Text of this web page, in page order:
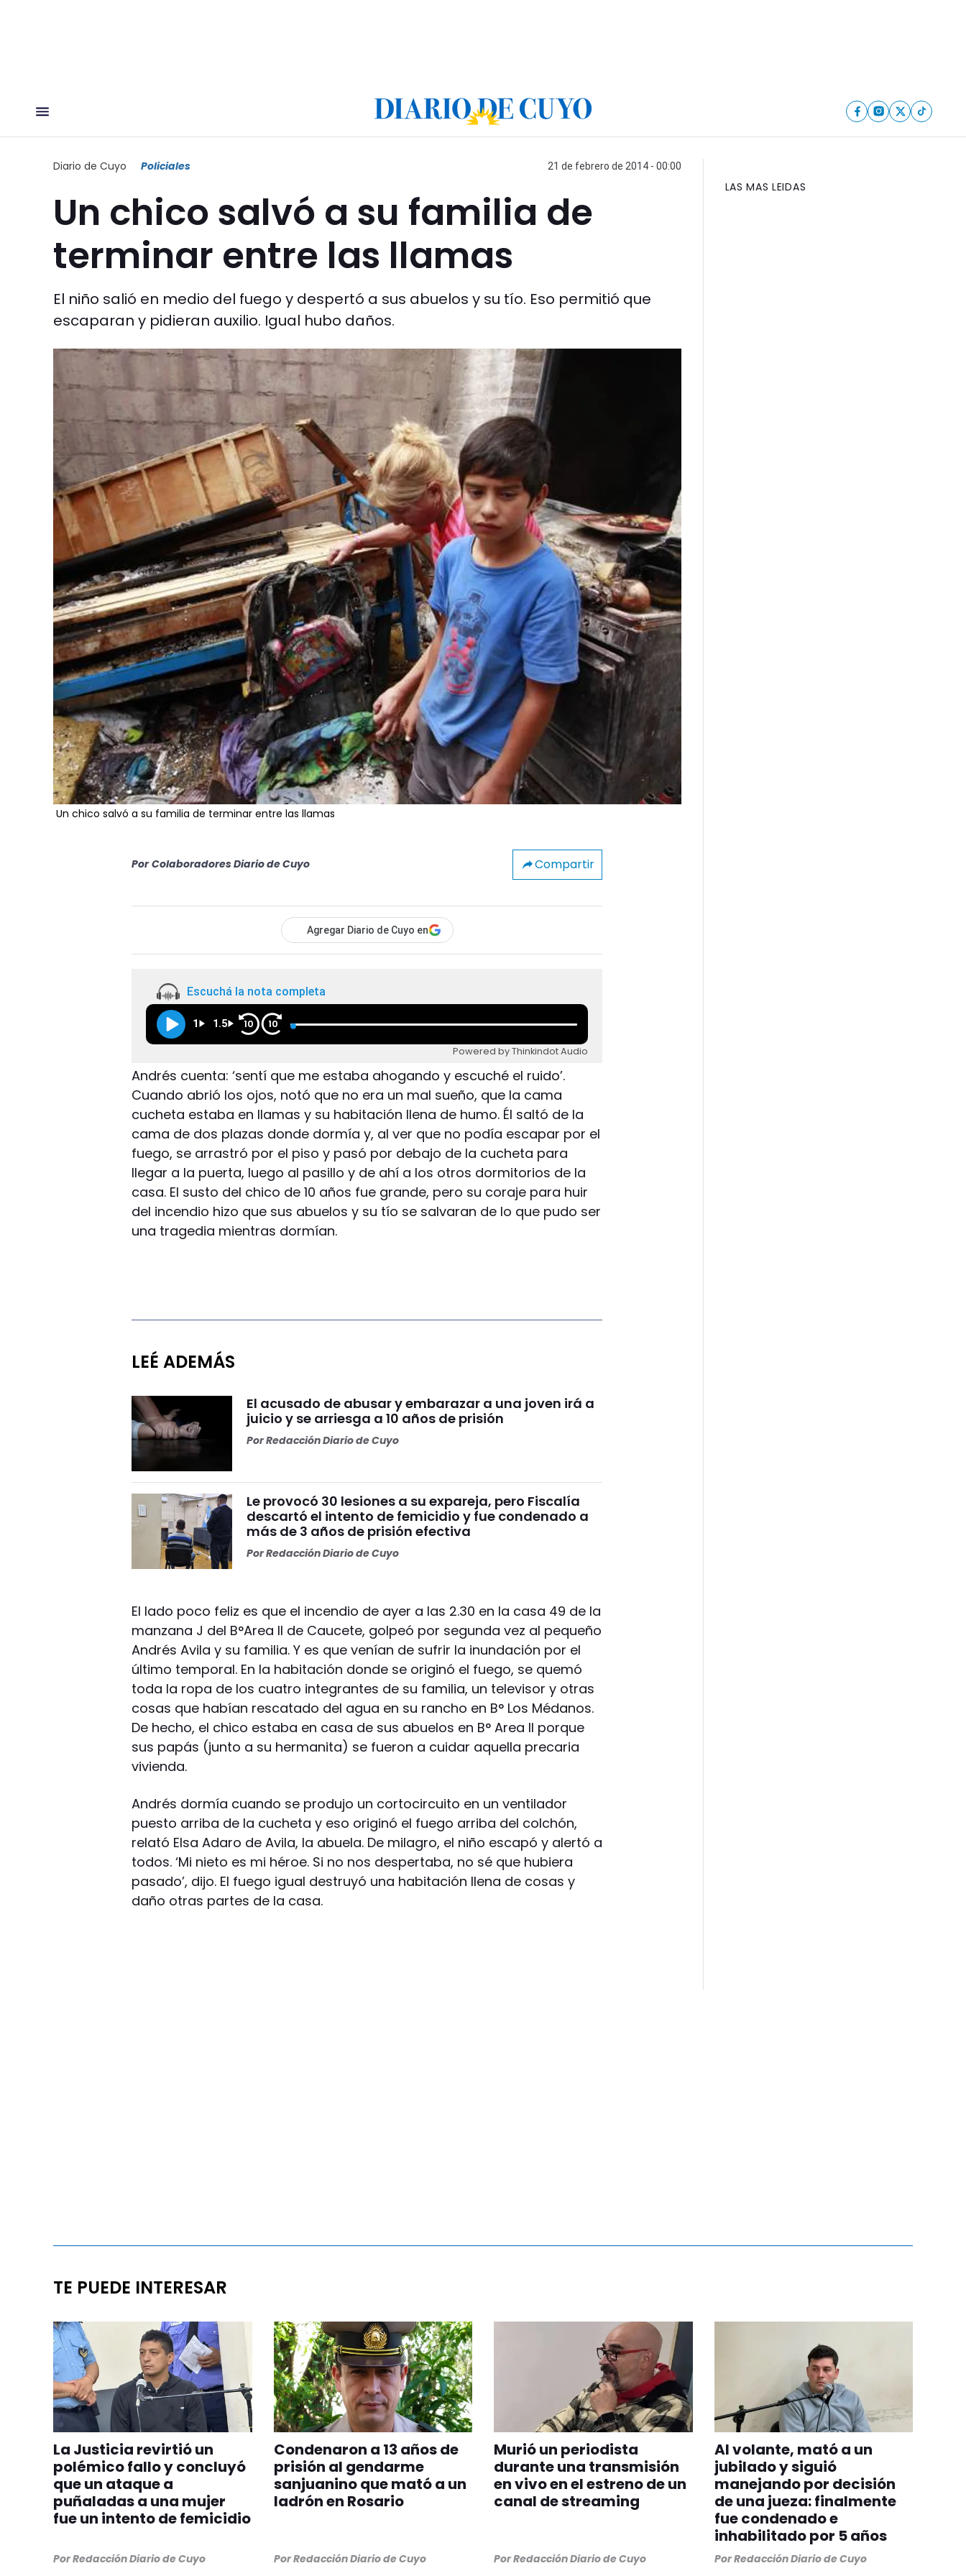
Diario de Cuyo Policiales 21 de febrero de 2014 - 00:00
Un chico salvó a su familia de
terminar entre las llamas
El niño salió en medio del fuego y despertó a sus abuelos y su tío. Eso permitió que
escaparan y pidieran auxilio. Igual hubo daños.
Un chico salvó a su familia de terminar entre las llamas
Por Colaboradores Diario de Cuyo Compartir
Agregar Diario de Cuyo en
Escuchá la nota completa
1 1.5 10 10
Powered by Thinkindot Audio
Andrés cuenta: ‘sentí que me estaba ahogando y escuché el ruido’.
Cuando abrió los ojos, notó que no era un mal sueño, que la cama
cucheta estaba en llamas y su habitación llena de humo. Él saltó de la
cama de dos plazas donde dormía y, al ver que no podía escapar por el
fuego, se arrastró por el piso y pasó por debajo de la cucheta para
llegar a la puerta, luego al pasillo y de ahí a los otros dormitorios de la
casa. El susto del chico de 10 años fue grande, pero su coraje para huir
del incendio hizo que sus abuelos y su tío se salvaran de lo que pudo ser
una tragedia mientras dormían.
LEÉ ADEMÁS
El acusado de abusar y embarazar a una joven irá a
juicio y se arriesga a 10 años de prisión
PorRedacción Diario de Cuyo
Le provocó 30 lesiones a su expareja, pero Fiscalía
descartó el intento de femicidio y fue condenado a
más de 3 años de prisión efectiva
PorRedacción Diario de Cuyo
El lado poco feliz es que el incendio de ayer a las 2.30 en la casa 49 de la
manzana J del B°Area II de Caucete, golpeó por segunda vez al pequeño
Andrés Avila y su familia. Y es que venían de sufrir la inundación por el
último temporal. En la habitación donde se originó el fuego, se quemó
toda la ropa de los cuatro integrantes de su familia, un televisor y otras
cosas que habían rescatado del agua en su rancho en B° Los Médanos.
De hecho, el chico estaba en casa de sus abuelos en B° Area II porque
sus papás (junto a su hermanita) se fueron a cuidar aquella precaria
vivienda.
Andrés dormía cuando se produjo un cortocircuito en un ventilador
puesto arriba de la cucheta y eso originó el fuego arriba del colchón,
relató Elsa Adaro de Avila, la abuela. De milagro, el niño escapó y alertó a
todos. ‘Mi nieto es mi héroe. Si no nos despertaba, no sé que hubiera
pasado’, dijo. El fuego igual destruyó una habitación llena de cosas y
daño otras partes de la casa.
LAS MAS LEIDAS
TE PUEDE INTERESAR
La Justicia revirtió un
polémico fallo y concluyó
que un ataque a
puñaladas a una mujer
fue un intento de femicidio
PorRedacción Diario de Cuyo
Condenaron a 13 años de
prisión al gendarme
sanjuanino que mató a un
ladrón en Rosario
PorRedacción Diario de Cuyo
Murió un periodista
durante una transmisión
en vivo en el estreno de un
canal de streaming
PorRedacción Diario de Cuyo
Al volante, mató a un
jubilado y siguió
manejando por decisión
de una jueza: finalmente
fue condenado e
inhabilitado por 5 años
PorRedacción Diario de Cuyo